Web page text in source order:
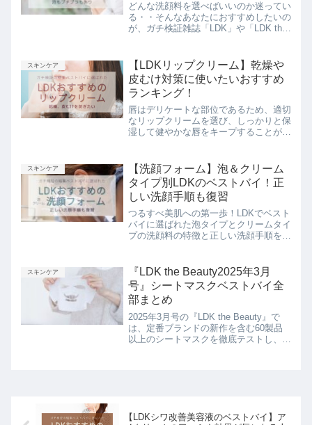
どんな洗顔料を選べばいいのか迷ってい
る・・そんなあなたにおすすめしたいの
が、ガチ検証雑誌「LDK」や「LDK the
受けた洗顔料のみをまとめてご紹介しま
す。あなたに合う洗顔料を見つけて、さ
らなる美肌を目指しましょう！
スキンケア
【LDKリップクリーム】乾燥や
皮むけ対策に使いたいおすすめ
ランキング！
唇はデリケートな部位であるため、適切
なリップクリームを選び、しっかりと保
湿して健やかな唇をキープすることが重
the BeautyやLDKおすすめのアイテムを
まとめてみました。自分に合ったリップ
クリームで美しい唇を手に入れましょう
スキンケア
【洗顔フォーム】泡＆クリーム
タイプ別LDKのベストバイ！正
しい洗顔手順も復習
つるすべ美肌への第一歩！LDKでベスト
バイに選ばれた泡タイプとクリームタイ
プの洗顔料の特徴と正しい洗顔手順をご
スキンケア
『LDK the Beauty2025年3月
号』シートマスクベストバイ全
部まとめ
2025年3月号の『LDK the Beauty』で
は、定番ブランドの新作を含む60製品
以上のシートマスクを徹底テストし、部
【LDKシワ改善美容液のベストバイ】ア